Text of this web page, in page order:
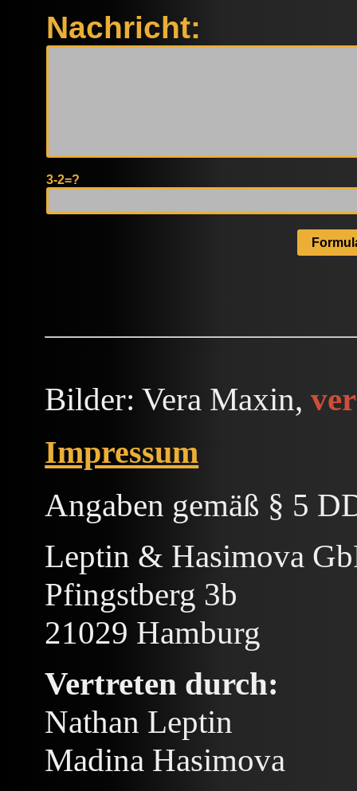
Nachricht:
3-2=?
Bilder: Vera Maxin,
Impressum
Angaben gemäß § 5
Leptin & Hasimova
Pfingstberg 3b
21029 Hamburg
Vertreten durch:
Nathan Leptin
Madina Hasimova